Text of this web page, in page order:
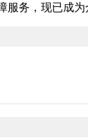
服务，现已成